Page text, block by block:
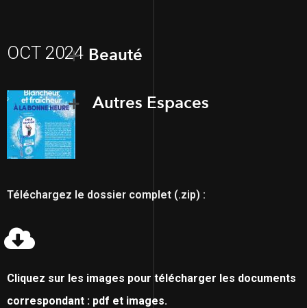
OCT 2024 Beauté
Autres Espaces
Téléchargez le dossier complet (.zip) :
Cliquez sur les images pour télécharger les documents
correspondant : pdf et images.